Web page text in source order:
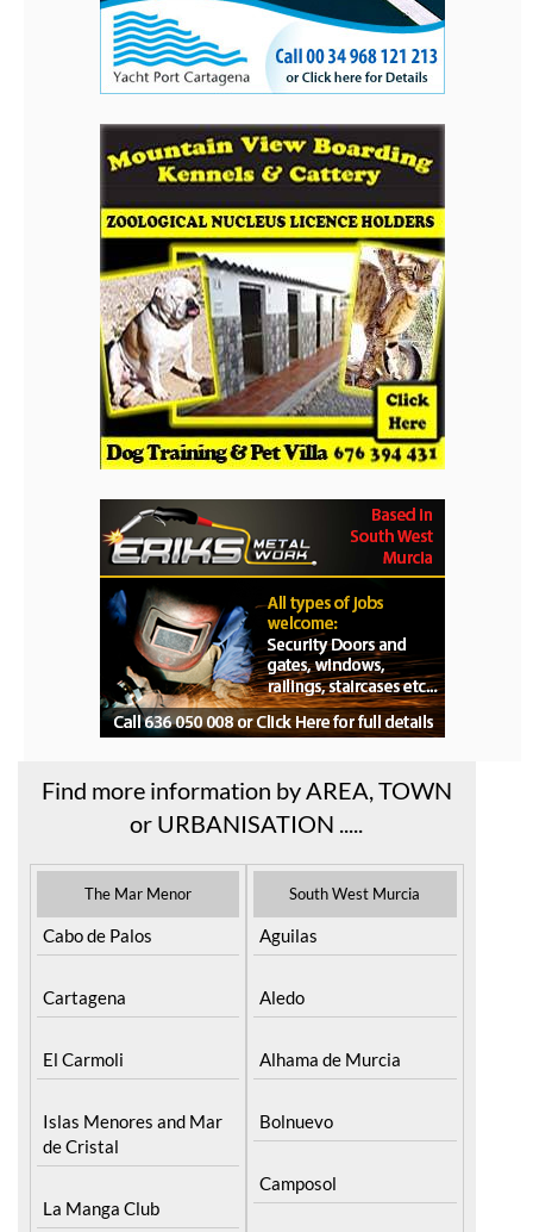
Find more information by AREA, TOWN
or URBANISATION .....
The Mar Menor
Cabo de Palos
Cartagena
El Carmoli
Islas Menores and Mar
de Cristal
La Manga Club
South West Murcia
Aguilas
Aledo
Alhama de Murcia
Bolnuevo
Camposol